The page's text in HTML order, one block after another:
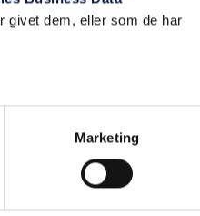
givet dem, eller som de har
Marketing